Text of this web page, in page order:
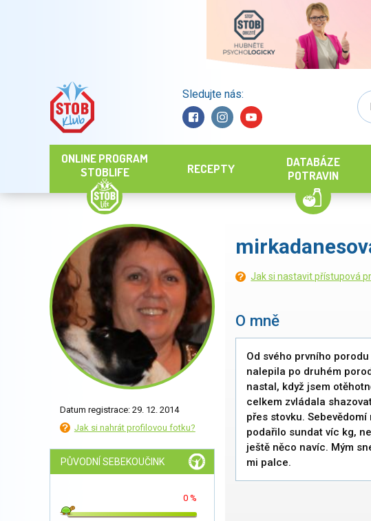
Sledujte nás:
ONLINE PROGRAM
STOBLIFE
RECEPTY
DATABÁZE
POTRAVIN
Datum registrace: 29. 12. 2014
Jak si nahrát profilovou fotku?
PŮVODNÍ SEBEKOUČINK
0 %
Jak si nastavit přístupová
O mně
Od svého prvního
nalepila po druhém
nastal, když jsem
celkem zvládala
přes stovku.
podařilo sundat víc kg,
ještě něco navíc. Mým
mi palce.